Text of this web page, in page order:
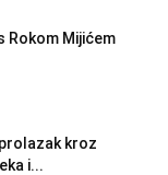
Rokom Mijićem
kroz
i...